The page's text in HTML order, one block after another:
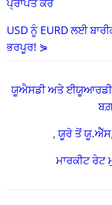
ਪ੍ਰਾਪਤ ਕਰੋ
USD ਨੂੰ EURD ਲਈ
ਭਰਪੂਰ! ⋟
ਯੂਐਸਡੀ ਅਤੇ ਈਯੂਆਰਡੀ
,ਯੂਰੋ ਤੋਂ ਯੂ.ਐੱਸ
ਮਾਰਕੀਟ